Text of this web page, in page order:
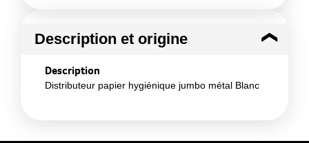
Description et origine
Description
Distributeur papier hygiénique jumbo métal Blanc